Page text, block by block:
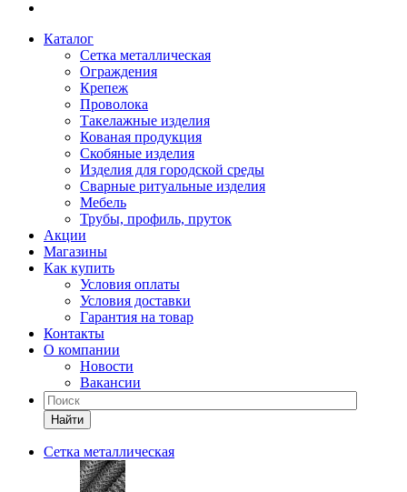
Каталог
Сетка металлическая
Ограждения
Крепеж
Проволока
Такелажные изделия
Кованая продукция
Скобяные изделия
Изделия для городской среды
Сварные ритуальные изделия
Мебель
Трубы, профиль, пруток
Акции
Магазины
Как купить
Условия оплаты
Условия доставки
Гарантия на товар
Контакты
О компании
Новости
Вакансии
Найти
Сетка металлическая